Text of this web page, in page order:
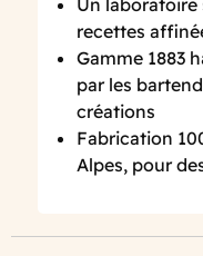
Un laboratoire
recettes
Gamme 1883
par les
créations
Fabrication
Alpes, pour